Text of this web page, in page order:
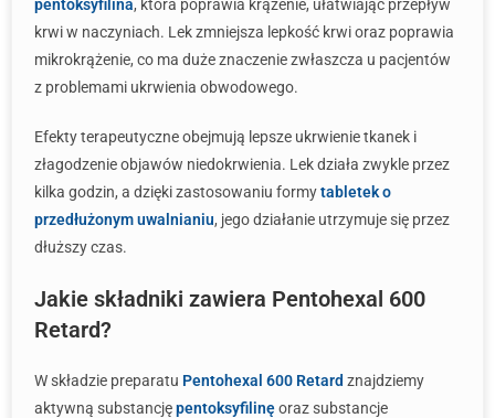
pentoksyfilina, która poprawia krążenie, ułatwiając przepływ
krwi w naczyniach. Lek zmniejsza lepkość krwi oraz poprawia
mikrokrążenie, co ma duże znaczenie zwłaszcza u pacjentów
z problemami ukrwienia obwodowego.
Efekty terapeutyczne obejmują lepsze ukrwienie tkanek i
złagodzenie objawów niedokrwienia. Lek działa zwykle przez
kilka godzin, a dzięki zastosowaniu formytabletek o
przedłużonym uwalnianiu, jego działanie utrzymuje się przez
dłuższy czas.
Jakie składniki zawiera Pentohexal 600
Retard?
W składzie preparatu Pentohexal 600 Retard znajdziemy
aktywną substancjępentoksyfilinęoraz substancje